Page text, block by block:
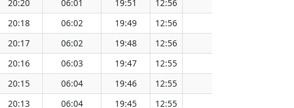
20:20 06:01 19:51 12:56
20:18 06:02 19:49 12:56
20:17 06:02 19:48 12:56
20:16 06:03 19:47 12:55
20:15 06:04 19:46 12:55
20:13 06:04 19:45 12:55